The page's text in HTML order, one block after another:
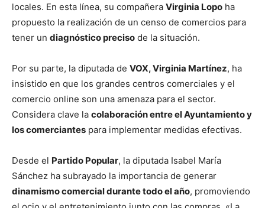
locales. En esta línea, su compañera Virginia Lopo ha
propuesto la realización de un censo de comercios para
tener un diagnóstico preciso de la situación.
Por su parte, la diputada de VOX, Virginia Martínez, ha
insistido en que los grandes centros comerciales y el
comercio online son una amenaza para el sector.
Considera clave la colaboración entre el Ayuntamiento y
los comerciantes para implementar medidas efectivas.
Desde el Partido Popular, la diputada Isabel María
Sánchez ha subrayado la importancia de generar
dinamismo comercial durante todo el año, promoviendo